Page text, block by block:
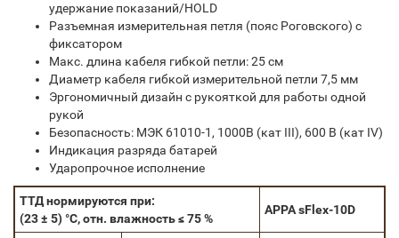
удержание показаний/HOLD
Разъемная измерительная петля (пояс Роговского) с
фиксатором
Макс. длина кабеля гибкой петли: 25 см
Диаметр кабеля гибкой измерительной петли 7,5 мм
Эргономичный дизайн с рукояткой для работы одной
рукой
Безопасность: МЭК 61010-1, 1000В (кат III), 600 В (кат IV)
Индикация разряда батарей
Ударопрочное исполнение
ТТД нормируются при:
(23 ± 5) °С, отн. влажность ≤ 75 %
APPA sFlex-10D